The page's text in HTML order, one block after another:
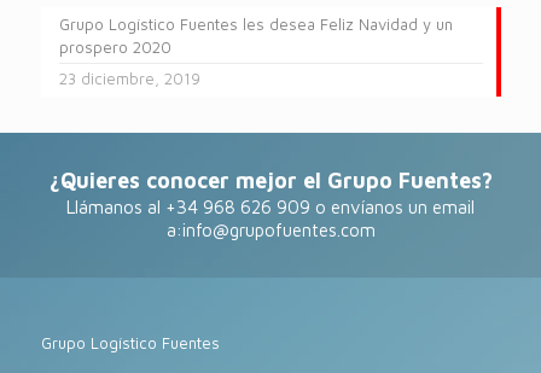
Grupo Logístico Fuentes les desea Feliz Navidad y un
prospero 2020
23 diciembre, 2019
¿Quieres conocer mejor el Grupo Fuentes?
Llámanos al +34 968 626 909 o envíanos un email
a:info@grupofuentes.com
Grupo Logístico Fuentes